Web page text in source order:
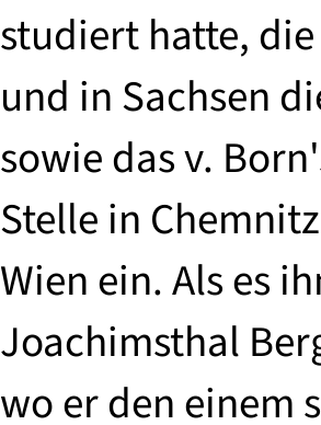
studiert hatte,
und in Sachsen
sowie das v.
Stelle in
Wien ein. Als es
Joachimsthal
wo er den einem